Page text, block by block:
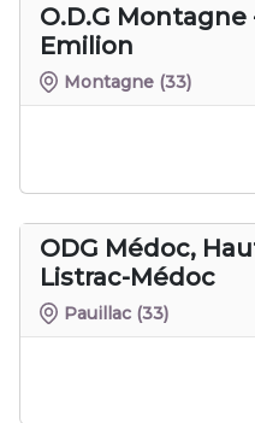
O.D.G Montagne
Emilion
Montagne (33)
ODG Médoc,
Listrac-Médoc
Pauillac (33)